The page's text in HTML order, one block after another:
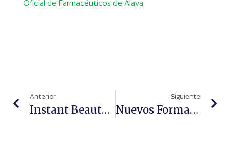
Oficial de Farmacéuticos de Álava
Anterior
Instant Beauty, De Talika, Mascarillas Faciales Para Piel Y Contorno De Ojos
Siguiente
Nuevos Formatos Familiares De Ozoaqua